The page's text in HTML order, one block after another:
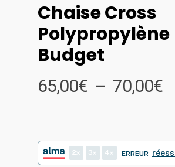
Chaise Cross
Polypropylène
Budget
65,00€ – 70,00€
à
2 3 4 ERREUR